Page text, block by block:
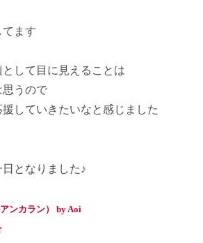
ます
して目に見えることは
思うので
していきたいなと感じました
となりました♪
ンカラン）
by Aoi